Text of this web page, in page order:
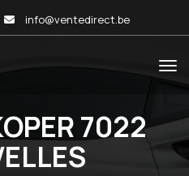
info@ventedirect.be
7022